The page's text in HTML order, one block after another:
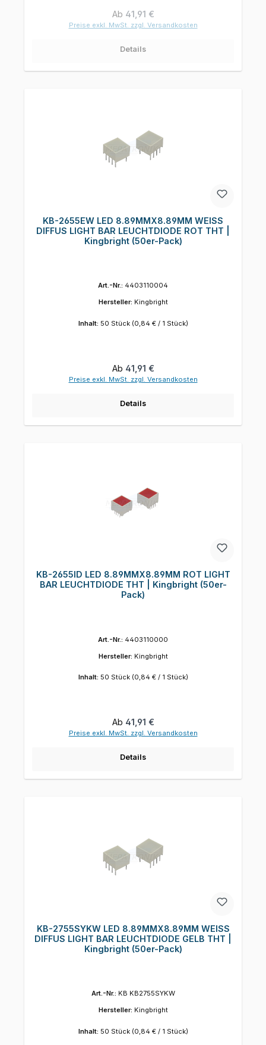
Regulärer Preis:
Ab 41,91 €
Preise exkl. MwSt. zzgl. Versandkosten
Details
KB-2655EW LED 8.89MMX8.89MM WEISS
DIFFUS LIGHT BAR LEUCHTDIODE ROT THT |
Kingbright (50er-Pack)
Art.-Nr.: 4403110004
Hersteller: Kingbright
Inhalt: 50 Stück (0,84 € / 1 Stück)
Regulärer Preis:
Ab 41,91 €
Preise exkl. MwSt. zzgl. Versandkosten
Details
KB-2655ID LED 8.89MMX8.89MM ROT LIGHT
BAR LEUCHTDIODE THT | Kingbright (50er-
Pack)
Art.-Nr.: 4403110000
Hersteller: Kingbright
Inhalt: 50 Stück (0,84 € / 1 Stück)
Regulärer Preis:
Ab 41,91 €
Preise exkl. MwSt. zzgl. Versandkosten
Details
KB-2755SYKW LED 8.89MMX8.89MM WEISS
DIFFUS LIGHT BAR LEUCHTDIODE GELB THT |
Kingbright (50er-Pack)
Art.-Nr.: KB KB2755SYKW
Hersteller: Kingbright
Inhalt: 50 Stück (0,84 € / 1 Stück)